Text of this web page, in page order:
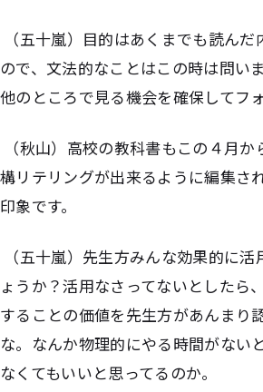
（五十嵐）目的はあくまでも読ん
ので、文法的なことはこの時は問い
他のところで見る機会を確保してフ
（秋山）高校の教科書もこの４月
構リテリングが出来るように編集さ
印象です。
（五十嵐）先生方みんな効果的に
ょうか？活用なさってないとしたら
することの価値を先生方があんまり
な。なんか物理的にやる時間がない
なくてもいいと思ってるのか。